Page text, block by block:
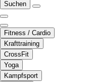
Suchen
Fitness / Cardio
Krafttraining
CrossFit
Yoga
Kampfsport